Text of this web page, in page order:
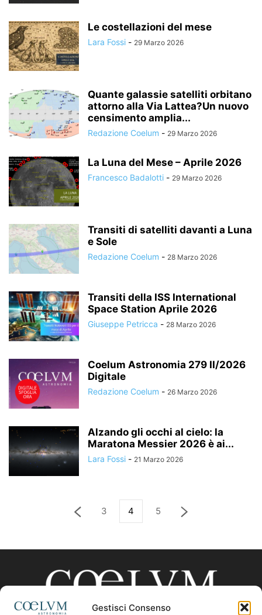
Gestisci Consenso
Le costellazioni del mese
Lara Fossi - 29 Marzo 2026
Quante galassie satelliti orbitano
attorno alla Via Lattea?Un nuovo
censimento amplia...
Redazione Coelum - 29 Marzo 2026
La Luna del Mese – Aprile 2026
Francesco Badalotti - 29 Marzo 2026
Transiti di satelliti davanti a Luna
e Sole
Redazione Coelum - 28 Marzo 2026
Transiti della ISS International
Space Station Aprile 2026
Giuseppe Petricca - 28 Marzo 2026
Coelum Astronomia 279 II/2026
Digitale
Redazione Coelum - 26 Marzo 2026
Alzando gli occhi al cielo: la
Maratona Messier 2026 è ai...
Lara Fossi - 21 Marzo 2026
3 4 5